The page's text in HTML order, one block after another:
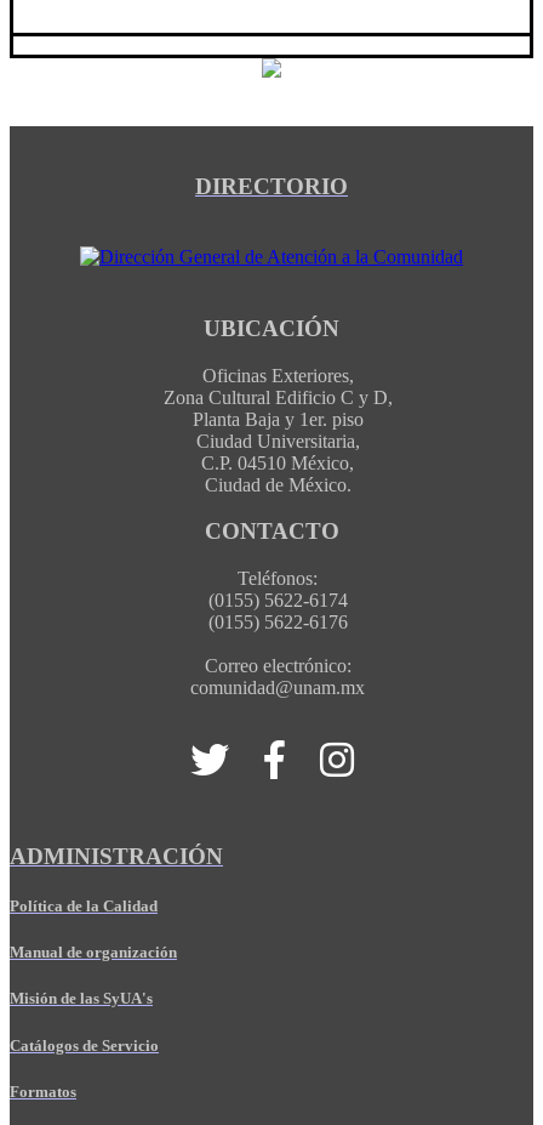
DIRECTORIO
UBICACIÓN
Oficinas Exteriores,
Zona Cultural Edificio C y D,
Planta Baja y 1er. piso
Ciudad Universitaria,
C.P. 04510 México,
Ciudad de México.
CONTACTO
Teléfonos:
(0155) 5622-6174
(0155) 5622-6176
Correo electrónico:
comunidad@unam.mx
ADMINISTRACIÓN
Política de la Calidad
Manual de organización
Misión de las SyUA's
Catálogos de Servicio
Formatos